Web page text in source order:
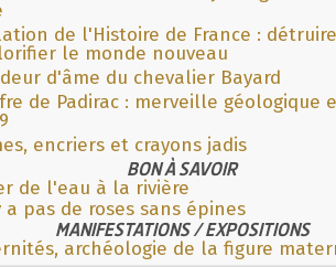
de l'Histoire de France :
le monde nouveau
d'âme du chevalier Bayard
de Padirac : merveille géologique
encriers et crayons jadis
BON À SAVOIR
de l'eau à la rivière
a pas de roses sans épines
MANIFESTATIONS / EXPOSITIONS
archéologie de la figure